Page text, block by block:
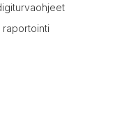
raportointi